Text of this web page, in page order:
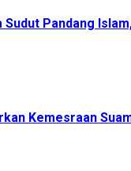
Sudut Pandang
Kemesraan